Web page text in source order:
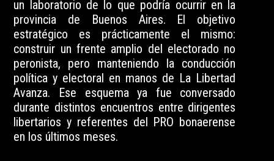
un laboratorio de lo que podría ocurrir en la
provincia de Buenos Aires. El objetivo
estratégico es prácticamente el mismo:
construir un frente amplio del electorado no
peronista, pero manteniendo la conducción
política y electoral en manos de La Libertad
Avanza. Ese esquema ya fue conversado
durante distintos encuentros entre dirigentes
libertarios y referentes del PRO bonaerense
en los últimos meses.